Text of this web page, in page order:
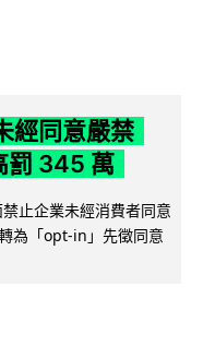
經同意嚴禁
罰 345 萬
止企業未經消費者同意
為「opt-in」先徵同意